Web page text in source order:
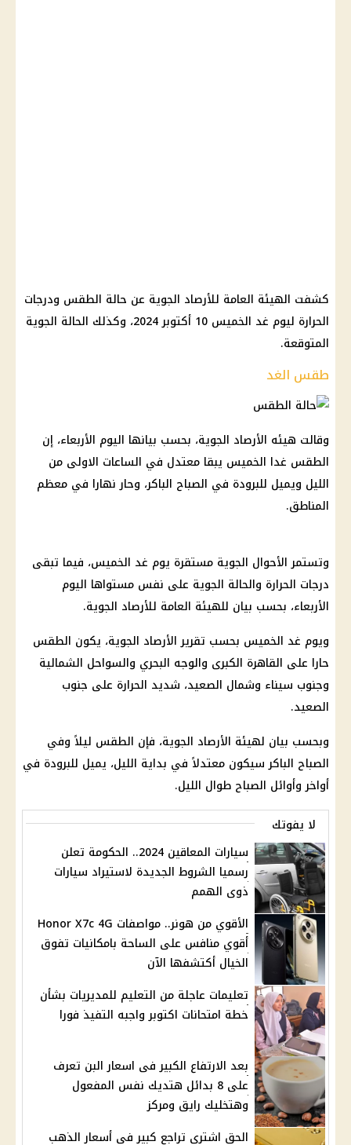
كشفت الهيئة العامة للأرصاد الجوية عن حالة الطقس ودرجات
الحرارة ليوم غد الخميس 10 أكتوبر 2024، وكذلك الحالة الجوية
المتوقعة.
طقس الغد
وقالت هيئه الأرصاد الجوية، بحسب بيانها اليوم الأربعاء، إن
الطقس غدا الخميس يبقا معتدل في الساعات الاولى من
الليل ويميل للبرودة في الصباح الباكر، وحار نهارا في معظم
المناطق.
وتستمر الأحوال الجوية مستقرة يوم غد الخميس، فيما تبقى
درجات الحرارة والحالة الجوية على نفس مستواها اليوم
الأربعاء، بحسب بيان للهيئة العامة للأرصاد الجوية.
ويوم غد الخميس بحسب تقرير الأرصاد الجوية، يكون الطقس
حارا على القاهرة الكبرى والوجه البحري والسواحل الشمالية
وجنوب سيناء وشمال الصعيد، شديد الحرارة على جنوب
الصعيد.
وبحسب بيان لهيئة الأرصاد الجوية، فإن الطقس ليلاً وفي
الصباح الباكر سيكون معتدلاً في بداية الليل، يميل للبرودة في
أواخر وأوائل الصباح طوال الليل.
لا يفوتك
سيارات المعاقين 2024.. الحكومة تعلن
رسميا الشروط الجديدة لاستيراد سيارات
ذوى الهمم
الأقوي من هونر.. مواصفات Honor X7c 4G
أقوي منافس على الساحة بامكانيات تفوق
الخيال أكتشفها الآن
تعليمات عاجلة من التعليم للمديريات بشأن
خطة امتحانات اكتوبر واجبه التفيذ فورا
بعد الارتفاع الكبير فى اسعار البن تعرف
على 8 بدائل هتديك نفس المفعول
وهتخليك رايق ومركز
الحق اشتري تراجع كبير في أسعار الذهب